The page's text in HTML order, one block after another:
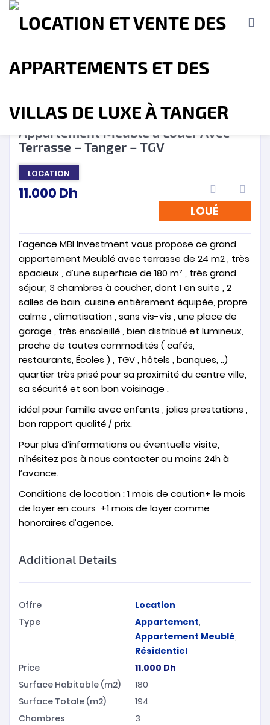
A propos
Terrains Location de Vacances Contact
❮ ❯
Appartement Meublé à Louer Avec
Terrasse – Tanger – TGV
LOCATION
11.000Dh
LOUÉ
l’agence MBI Investment vous propose ce grand
appartement Meublé avec terrasse de 24 m2 , très
spacieux , d’une superficie de 180 m² , très grand
séjour, 3 chambres à coucher, dont 1 en suite , 2
salles de bain, cuisine entièrement équipée, propre
calme , climatisation , sans vis-vis , une place de
garage , très ensoleillé , bien distribué et lumineux,
proche de toutes commodités ( cafés,
restaurants, Écoles ) , TGV , hôtels , banques, ..)
quartier très prisé pour sa proximité du centre ville,
sa sécurité et son bon voisinage .
idéal pour famille avec enfants , jolies prestations ,
bon rapport qualité / prix.
Pour plus d‘informations ou éventuelle visite,
n’hésitez pas à nous contacter au moins 24h à
l’avance.
Conditions de location : 1 mois de caution+ le mois
de loyer en cours +1 mois de loyer comme
honoraires d’agence.
Additional Details
Offre
Location
Type
Appartement,
Appartement Meublé,
Résidentiel
Price
11.000 Dh
Surface Habitable (m2)
180
Surface Totale (m2)
194
Chambres
3